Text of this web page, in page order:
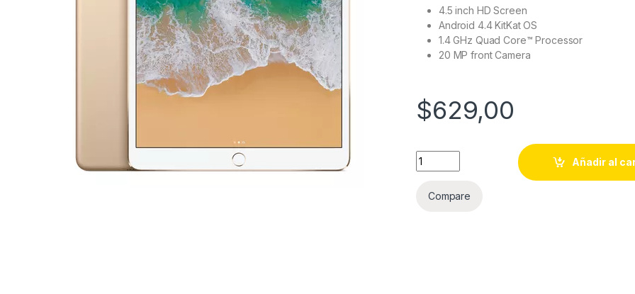
4.5 inch HD Screen
Android 4.4 KitKat OS
1.4 GHz Quad Core™ Processor
20 MP front Camera
$629,00
Tablet Air 3 WiFi 64GB Gold quantity
Añadir al
Compare